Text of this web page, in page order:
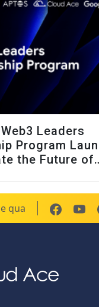
Leaders
Program
the Future of
qua